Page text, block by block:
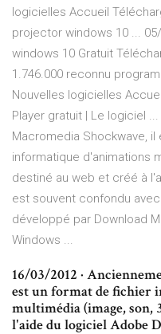
logicielles Accueil
projector windows 10 ...
windows 10 Gratuit
1.746.000 reconnu
Nouvelles logicielles
Player gratuit | Le logiciel
Macromedia Shockwave,
informatique d'animations
destiné au web et créé à
est souvent confondu
développé par Download
Windows ...
16/03/2012 ·
est un format de fichier
multimédia (image, son,
l'aide du logiciel Adobe